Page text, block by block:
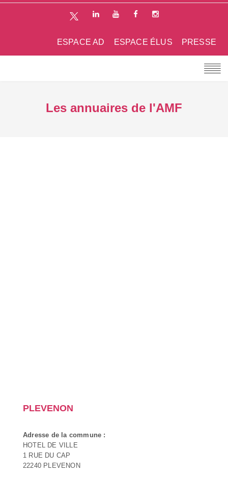
PRESSE
ESPACE ÉLUS
ESPACE AD
Les annuaires de l'AMF
PLEVENON
Adresse de la commune :
HOTEL DE VILLE
1 RUE DU CAP
22240 PLEVENON